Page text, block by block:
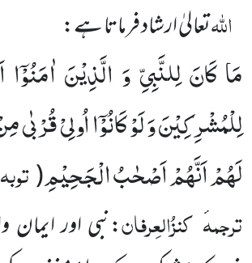
اللہتعالیٰ ارشاد فرماتا ہے:
مَا كَانَ لِلنَّبِیِّ وَ الَّذِیْنَ
لِلْمُشْرِكِیْنَ وَ لَوْ كَانُوْۤا اُولِیْ قُرْبٰى
لَهُمْ اَنَّهُمْ اَصْحٰبُ الْجَحِیْمِ(
ترجمہ کنزُالعِرفان:نبی اور